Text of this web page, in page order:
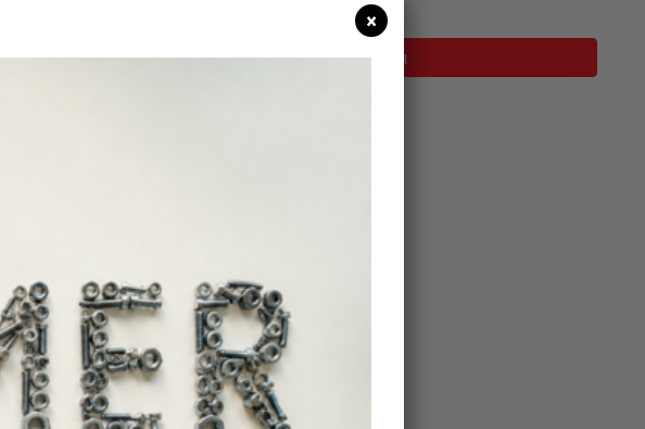
Προσθήκη Στο Καλάθι
×